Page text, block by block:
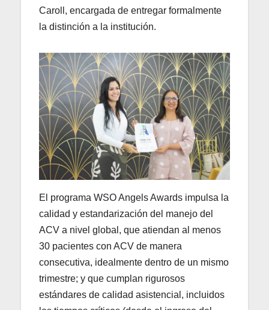
Caroll, encargada de entregar formalmente
la distinción a la institución.
El programa WSO Angels Awards impulsa la
calidad y estandarización del manejo del
ACV a nivel global, que atiendan al menos
30 pacientes con ACV de manera
consecutiva, idealmente dentro de un mismo
trimestre; y que cumplan rigurosos
estándares de calidad asistencial, incluidos